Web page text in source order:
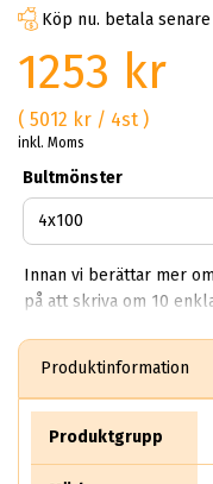
Köp nu. betala
1253 kr
( 5012 kr / 4st )
inkl. Moms
Bultmönster
Innan vi berättar mer
på att skriva om 10
ska förstå och inse vilka
Startade år 1996 och
bland fälgentusiaster
Produktinformation
Produktgrupp